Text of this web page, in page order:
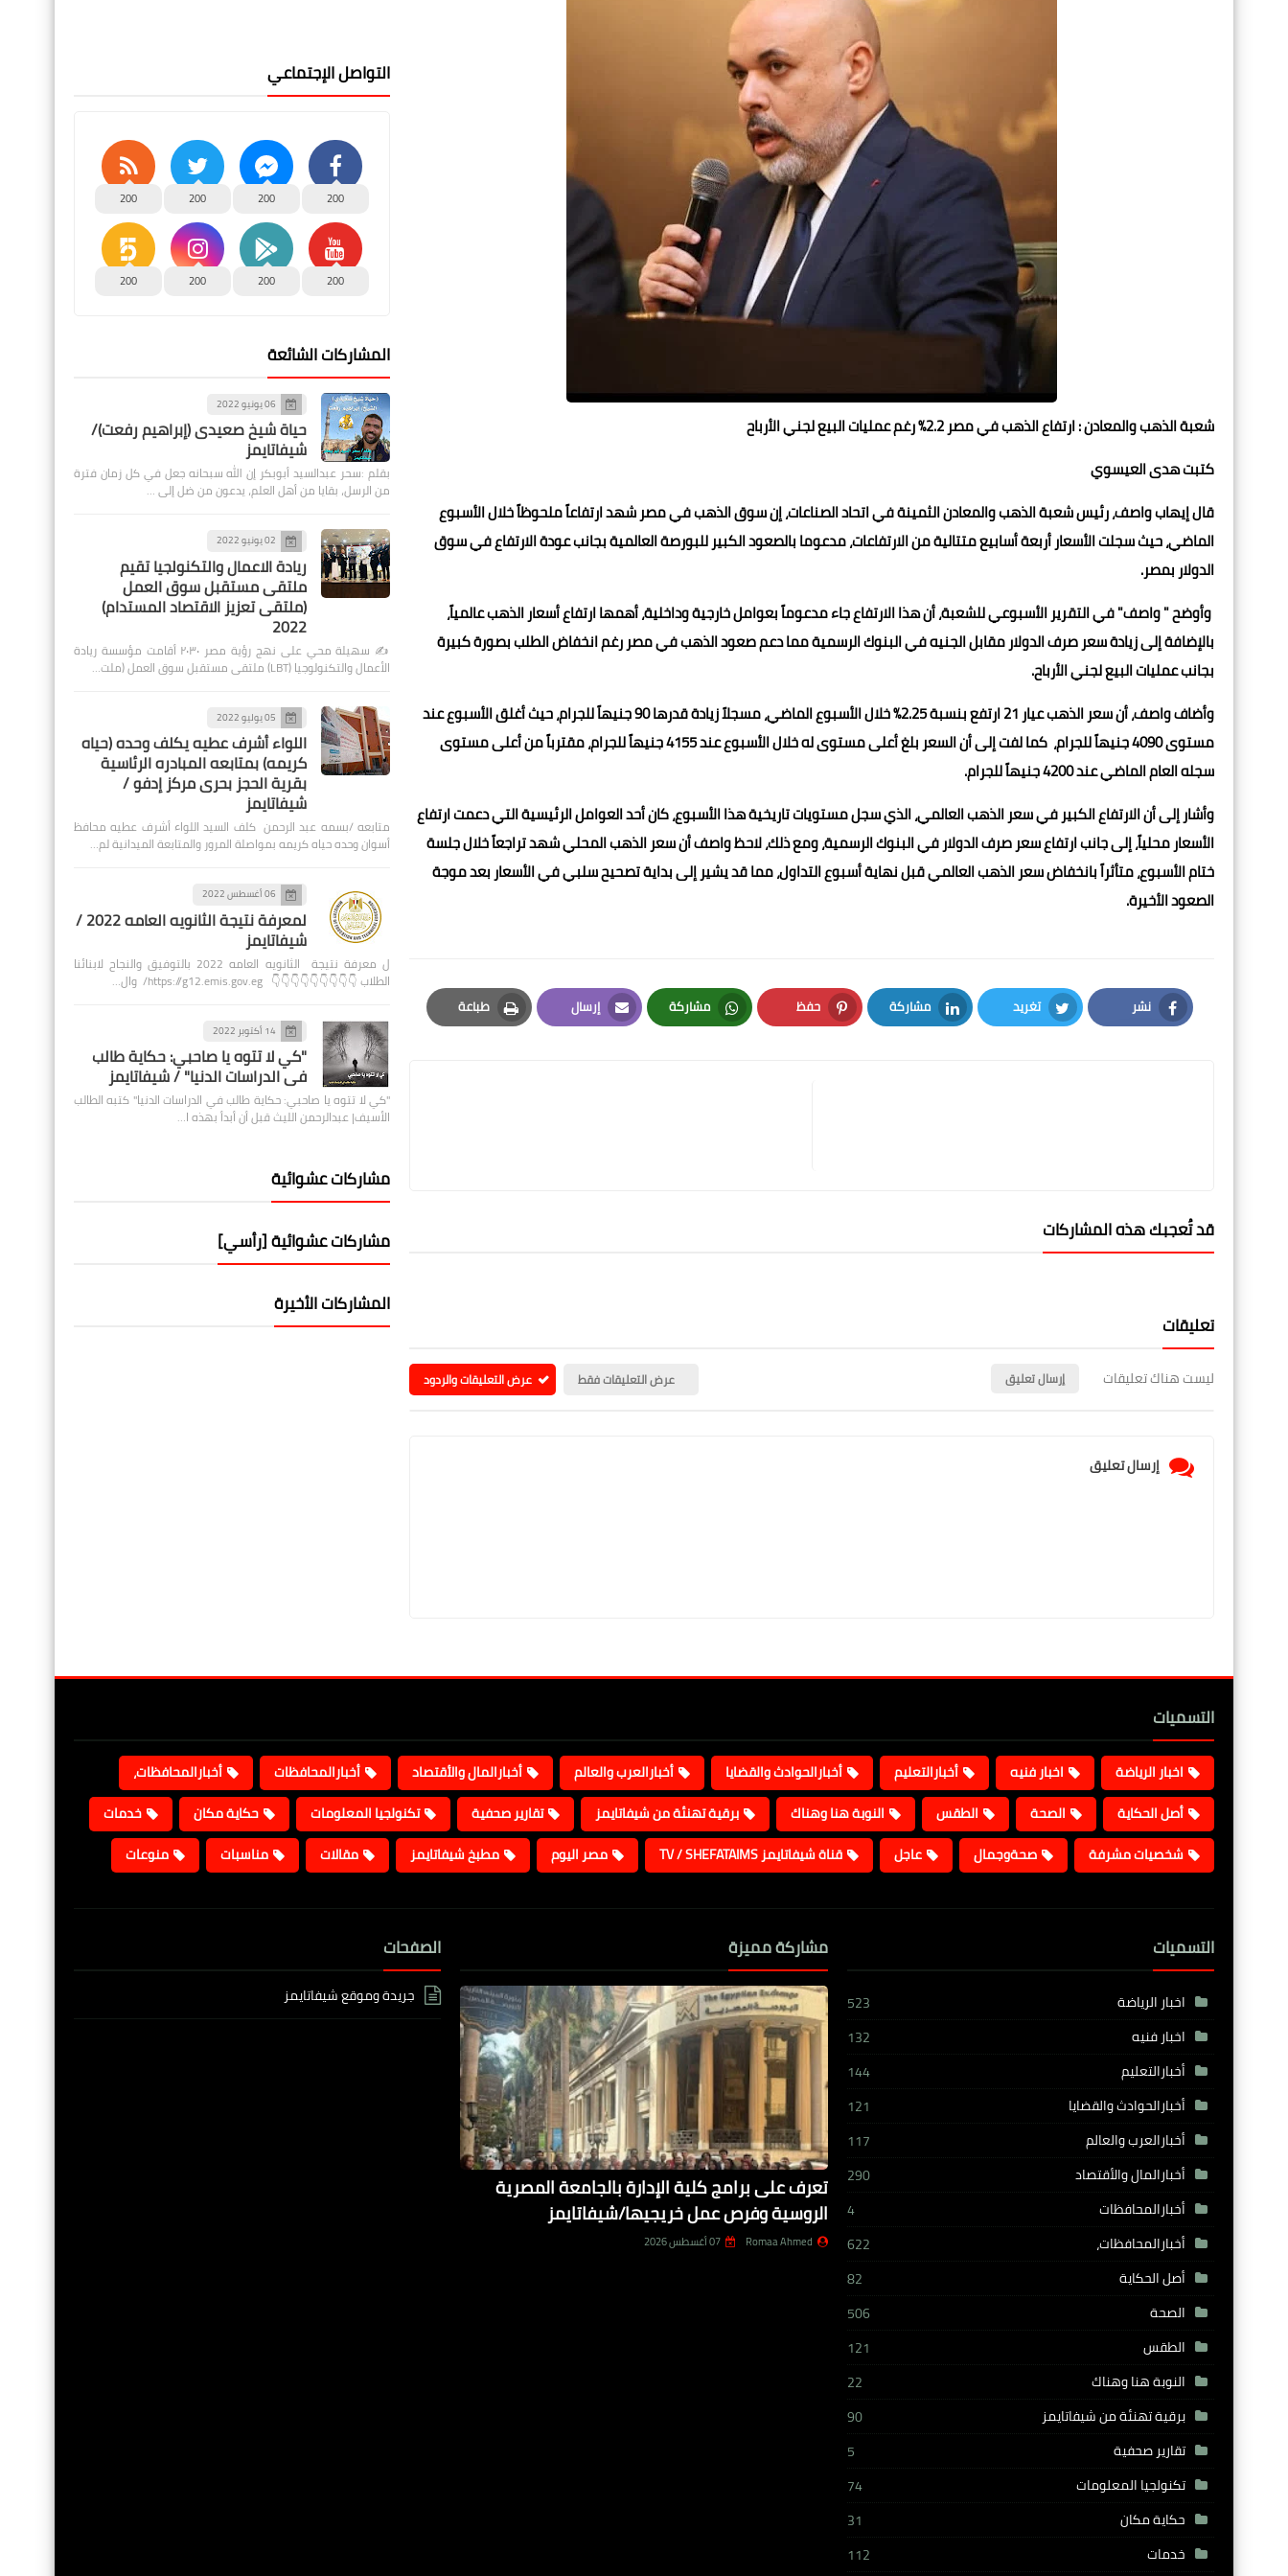
شعبة الذهب والمعادن : ارتفاع الذهب في مصر 2.2% رغم عمليات البيع لجني الأرباح
كتبت هدى العيسوي
قال إيهاب واصف، رئيس شعبة الذهب والمعادن الثمينة في اتحاد الصناعات، إن سوق الذهب في مصر شهد ارتفاعاً ملحوظاً خلال الأسبوع
الماضي، حيث سجلت الأسعار أربعة أسابيع متتالية من الارتفاعات، مدعوما بالصعود الكبير للبورصة العالمية بجانب عودة الارتفاع في سوق
الدولار بمصر.
وأوضح " واصف" في التقرير الأسبوعي للشعبة، أن هذا الارتفاع جاء مدعوماً بعوامل خارجية وداخلية، أهمها ارتفاع أسعار الذهب عالمياً،
بالإضافة إلى زيادة سعر صرف الدولار مقابل الجنيه في البنوك الرسمية مما دعم صعود الذهب في مصر رغم انخفاض الطلب بصورة كبيرة
بجانب عمليات البيع لجني الأرباح.
وأضاف واصف، أن سعر الذهب عيار 21 ارتفع بنسبة 2.25% خلال الأسبوع الماضي، مسجلاً زيادة قدرها 90 جنيهاً للجرام، حيث أغلق الأسبوع عند
مستوى 4090 جنيهاً للجرام، كما لفت إلى أن السعر بلغ أعلى مستوى له خلال الأسبوع عند 4155 جنيهاً للجرام، مقترباً من أعلى مستوى
سجله العام الماضي عند 4200 جنيهاً للجرام.
وأشار إلى أن الارتفاع الكبير في سعر الذهب العالمي، الذي سجل مستويات تاريخية هذا الأسبوع، كان أحد العوامل الرئيسية التي دعمت ارتفاع
الأسعار محلياً، إلى جانب ارتفاع سعر صرف الدولار في البنوك الرسمية، ومع ذلك، لاحظ واصف أن سعر الذهب المحلي شهد تراجعاً خلال جلسة
ختام الأسبوع، متأثراً بانخفاض سعر الذهب العالمي قبل نهاية أسبوع التداول، مما قد يشير إلى بداية تصحيح سلبي في الأسعار بعد موجة
الصعود الأخيرة.
نشر
Facebook
تغريد
Twitter
مشاركة
LinkedIn
حفظ
Pinterest
مشاركة
Whatsapp
إرسال
Email
طباعة
Print
قد تُعجبك هذه المشاركات
تعليقات
ليست هناك تعليقات إرسال تعليق عرض التعليقات فقط عرض التعليقات والردود
إرسال تعليق
التواصل الإجتماعي
200
200
200
200
200
200
200
200
المشاركات الشائعة
06 يونيو 2022
حياة شيخ صعيدى (إبراهيم رفعت)/
شيفاتايمز
بقلم :سحر عبدالسيد أبوبكر إن الله سبحانه جعل في كل زمان فترة
من الرسل، بقايا من أهل العلم، يدعون من ضل إلى …
02 يونيو 2022
ريادة الاعمال والتكنولجيا تقيم
ملتقى مستقبل سوق العمل
(ملتقى تعزيز الاقتصاد المستدام)
2022
✍️ سهيلة محي على نهج رؤية مصر ٢٠٣٠ أقامت مؤسسة ريادة
الأعمال والتكنولوجيا (LBT) ملتقى مستقبل سوق العمل (ملت…
05 يوليو 2022
اللواء أشرف عطيه يكلف وحده (حياه
كريمه) بمتابعه المبادره الرئاسية
بقرية الحجز بحرى مركز إدفو /
شيفاتايمز
متابعه /بسمه عبد الرحمن كلف السيد اللواء أشرف عطيه محافظ
أسوان وحده حياه كريمه بمواصلة المرور والمتابعة الميدانية لم…
06 أغسطس 2022
لمعرفة نتيجة الثانويه العامه 2022 /
شيفاتايمز
ل معرفة نتيجة الثانويه العامه 2022 بالتوفيق والنجاح لابنائنا
الطلاب 👇👇👇👇👇👇👇👇👇 https://g12.emis.gov.eg/ وال…
14 أكتوبر 2022
"كي لا تتوه يا صاحبي: حكاية طالب
في الدراسات الدنيا" / شيفاتايمز
"كي لا تتوه يا صاحبي: حكاية طالب في الدراسات الدنيا" كتبه الطالب
الأسيف| عبدالرحمن الليث قبل أن أبدأ بهذه ا…
مشاركات عشوائية
مشاركات عشوائية [رأسي]
المشاركات الأخيرة
التسميات
اخبار الرياضة اخبار فنيه أخبارالتعليم أخبارالحوادث والقضايا أخبارالعرب والعالم أخبارالمال والأقتصاد أخبارالمحافظات
أخبارالمحافظات،
أصل الحكاية
الصحة الطقس النوبة هنا وهناك برقية تهنئة من شيفاتايمز تقارير صحفية تكنولجيا المعلومات حكاية مكان
خدمات
شخصيات مشرفة
صحةوجمال عاجل قناة شيفاتايمز TV / SHEFATAIMS مصر اليوم مطبخ شيفاتايمز مقالات مناسبات منوعات
التسميات
اخبار الرياضة
523
اخبار فنيه
132
أخبارالتعليم
144
أخبارالحوادث والقضايا
121
أخبارالعرب والعالم
117
أخبارالمال والأقتصاد
290
أخبارالمحافظات
4
أخبارالمحافظات،
622
أصل الحكاية
82
الصحة
506
الطقس
121
النوبة هنا وهناك
22
برقية تهنئة من شيفاتايمز
90
تقارير صحفية
5
تكنولجيا المعلومات
74
حكاية مكان
31
خدمات
112
مشاركة مميزة
تعرف على برامج كلية الإدارة بالجامعة المصرية
الروسية وفرص عمل خريجيها/شيفاتايمز
Romaa Ahmed 07 أغسطس 2026
الصفحات
جريدة وموقع شيفاتايمز